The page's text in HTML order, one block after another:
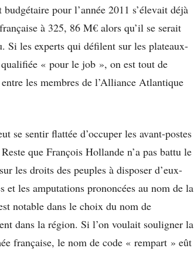
pour l’année 2011 s’élevait déjà
à 325, 86 M€ alors qu’il se serait
Si les experts qui défilent sur les plateaux-
« pour le job », on est tout de
les membres de l’Alliance Atlantique
se sentir flattée d’occuper les avant-postes
que François Hollande n’a pas battu le
les droits des peuples à disposer d’eux-
et les amputations prononcées au nom de la
notable dans le choix du nom de
dans la région. Si l’on voulait souligner la
française, le nom de code « rempart » eût